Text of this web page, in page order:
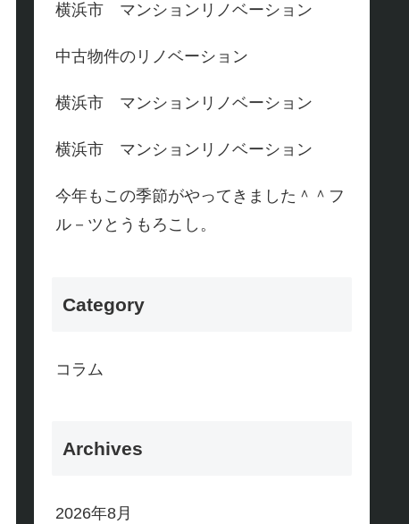
横浜市 マンションリノベーション
中古物件のリノベーション
横浜市 マンションリノベーション
横浜市 マンションリノベーション
今年もこの季節がやってきました＾＾フ
ル－ツとうもろこし。
Category
コラム
Archives
2026年8月